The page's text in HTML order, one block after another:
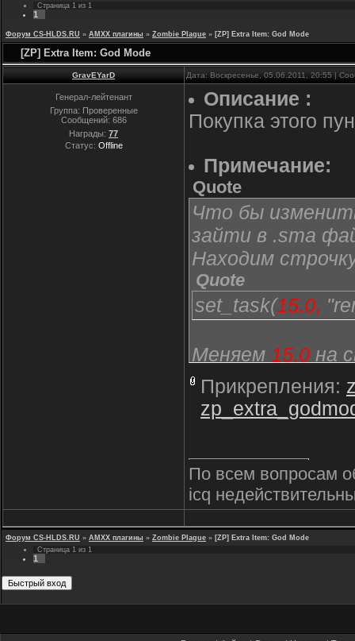
Страница 1 из 1
1
Форум CS-HLDS.RU » AMXX плагины » Zombie Plague » [ZP] Extra Item: God Mode
[ZP] Extra Item: God Mode
GravEYarD Дата: Воскресенье, 05.06.2011, 20:55 |
Генерал-лейтенант
Группа: Проверенные
Сообщений: 686
Награды: 77
Статус: Offline
Описание :
Покупка этого
Примечание:
Quote
Что бы
зайти в .sma
Находим
Quote
set_task(15.0,
Меняем 15.0 на
Прикрепления:
По всем вопросам
icq
Форум CS-HLDS.RU » AMXX плагины » Zombie Plague » [ZP] Extra Item: God Mode
Страница 1 из 1
1